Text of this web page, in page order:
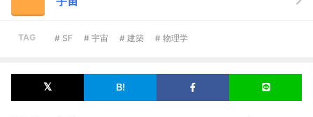
TAG # SF # 宇宙 # 建築 # 物理学